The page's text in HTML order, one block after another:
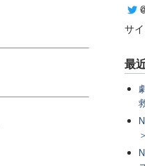
サ
最